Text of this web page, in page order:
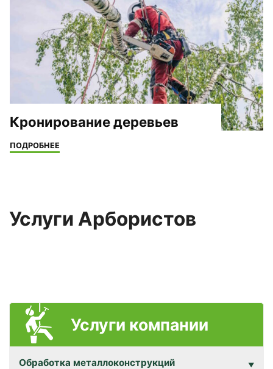
Кронирование деревьев
ПОДРОБНЕЕ
Услуги Арбористов
Услуги компании
Обработка металлоконструкций